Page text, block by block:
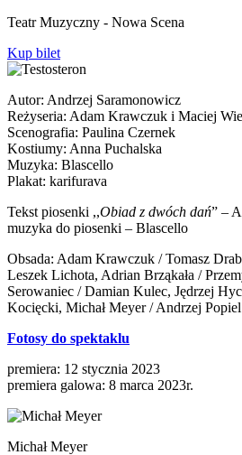
Teatr Muzyczny - Nowa Scena
Kup bilet
Autor: Andrzej Saramonowicz
Reżyseria: Adam Krawczuk i Maciej
Scenografia: Paulina Czernek
Kostiumy: Anna Puchalska
Muzyka: Blascello
Plakat: karifurava
Tekst piosenki ,,Obiad z dwóch dań” –
muzyka do piosenki – Blascello
Obsada: Adam Krawczuk / Tomasz
Leszek Lichota, Adrian Brząkała /
Serowaniec / Damian Kulec, Jędrzej
Kocięcki, Michał Meyer / Andrzej Popiel
Fotosy do spektaklu
premiera: 12 stycznia 2023
premiera galowa: 8 marca 2023r.
Michał Meyer